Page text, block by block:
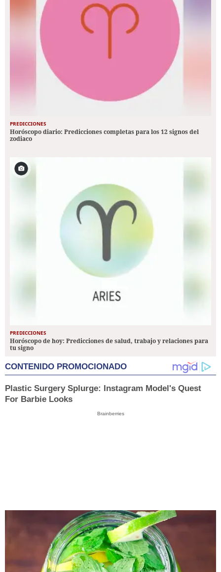
PREDICCIONES
Horóscopo diario: Predicciones completas para los 12 signos del
zodiaco
PREDICCIONES
Horóscopo de hoy: Predicciones de salud, trabajo y relaciones para
tu signo
CONTENIDO PROMOCIONADO
Plastic Surgery Splurge: Instagram Model's Quest
For Barbie Looks
Brainberries